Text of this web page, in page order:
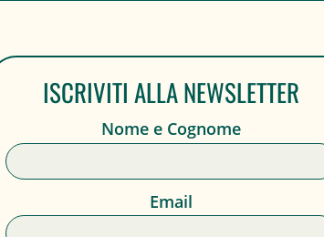
ISCRIVITI ALLA NEWSLETTER
Nome e Cognome
Email